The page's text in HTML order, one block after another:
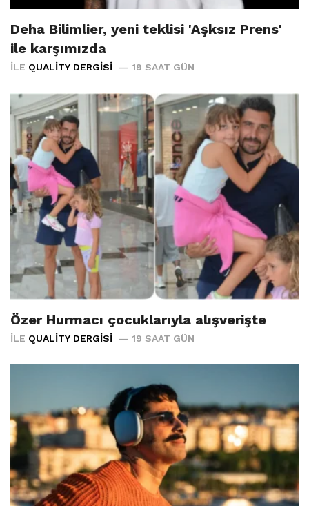
Deha Bilimlier, yeni teklisi 'Aşksız Prens'
ile karşımızda
İLE QUALITY DERGISI 19 SAAT GÜN
Özer Hurmacı çocuklarıyla alışverişte
İLE QUALITY DERGISI 19 SAAT GÜN